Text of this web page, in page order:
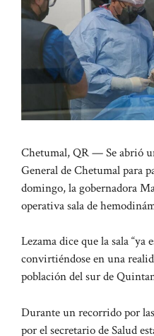
Chetumal, QR — Se abrió
General de Chetumal para
domingo, la gobernadora
operativa sala de
Lezama dice que la sala “ya
convirtiéndose en una
población del sur de
Durante un recorrido por
por el secretario de Salud